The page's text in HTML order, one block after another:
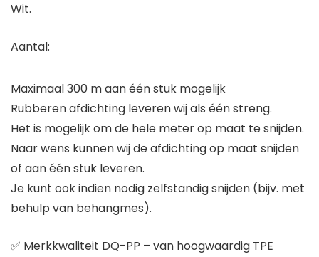
Wit.
Aantal:
Maximaal 300 m aan één stuk mogelijk
Rubberen afdichting leveren wij als één streng.
Het is mogelijk om de hele meter op maat te snijden.
Naar wens kunnen wij de afdichting op maat snijden
of aan één stuk leveren.
Je kunt ook indien nodig zelfstandig snijden (bijv. met
behulp van behangmes).
✅ Merkkwaliteit DQ-PP – van hoogwaardig TPE